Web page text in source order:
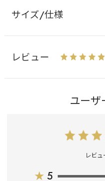
サイズ/仕様
レビュー
ユーザ
レビュ
★ 5